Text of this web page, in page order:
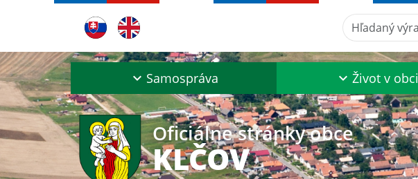
Hľadaný výraz...
Samospráva Život v obci
Oficiálne stránky obce
KLČOV